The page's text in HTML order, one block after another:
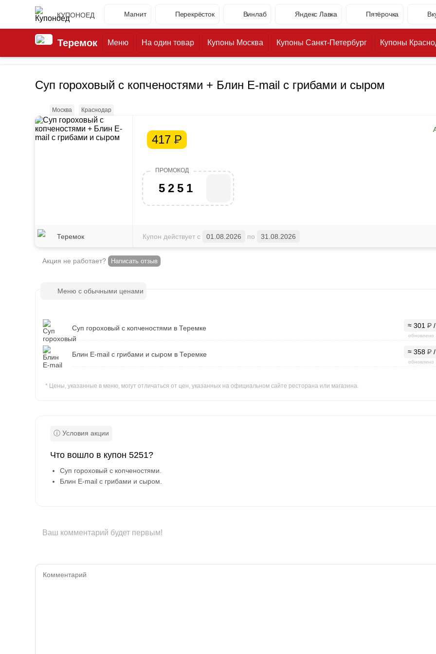
КУПОНОЕД Магнит Перекрёсток Винлаб Яндекс Лавка Пятёрочка
Теремок Меню На один товар Купоны Москва Купоны Санкт-Петербург Купоны
Суп гороховый с копченостями + Блин E-mail с грибами и сыром
Москва Краснодар
Теремок
417 Р
5251
Купон действует с 01.08.2026 по 31.08.2026
Акция не работает? Написать отзыв
Меню с обычными ценами
Суп гороховый с копченостями в Теремке ≈ 301 Р
обновлено
Блин E-mail с грибами и сыром в Теремке ≈ 358 Р
обновлено
* Цены, указанные в меню, могут отличаться от цен, указанных на официальном сайте ресторана или магазина.
Что вошло в купон 5251?
Суп гороховый с копченостями.
Блин E-mail с грибами и сыром.
Ваш комментарий будет первым!